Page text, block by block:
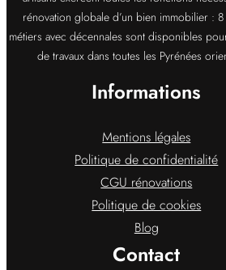
rénovation globale d’un bien immobilier :
métiers avec décennales sont disponibles
de travaux dans toutes les Pyrénées
Informations
Mentions légales
Politique de confidentialité
CGU rénovations
Politique de cookies
Blog
Contact